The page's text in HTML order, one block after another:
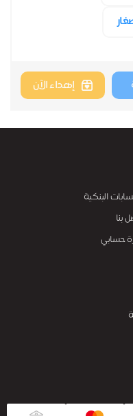
إهداء الآن
البنكية
بنا
حسابي